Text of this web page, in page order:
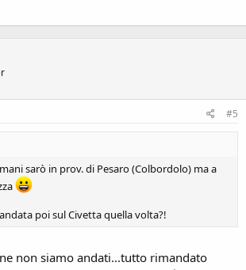
#5
sarò in prov. di Pesaro (Colbordolo) ma a
poi sul Civetta quella volta?!
non siamo andati...tutto rimandato